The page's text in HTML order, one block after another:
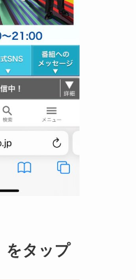
をタップ